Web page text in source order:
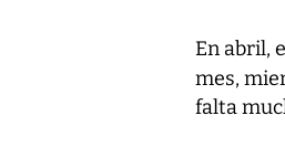
En abril,
mes,
falta